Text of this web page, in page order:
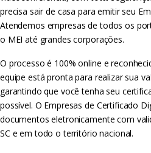
precisa sair de casa para emitir seu
Atendemos empresas de todos os
o MEI até grandes corporações.
O processo é 100% online e
equipe está pronta para realizar sua
garantindo que você tenha seu
possível. O Empresas de Certificado
documentos eletronicamente com
SC e em todo o território nacional.